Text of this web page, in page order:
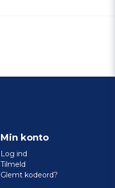
Min konto
Log ind
Tilmeld
Glemt kodeord?